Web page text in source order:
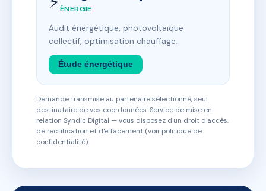
ÉNERGIE
Audit énergétique, photovoltaïque
collectif, optimisation chauffage.
Étude énergétique
Demande transmise au partenaire sélectionné, seul
destinataire de vos coordonnées. Service de mise en
relation Syndic Digital — vous disposez d'un droit d'accès,
de rectification et d'effacement (voir politique de
confidentialité).